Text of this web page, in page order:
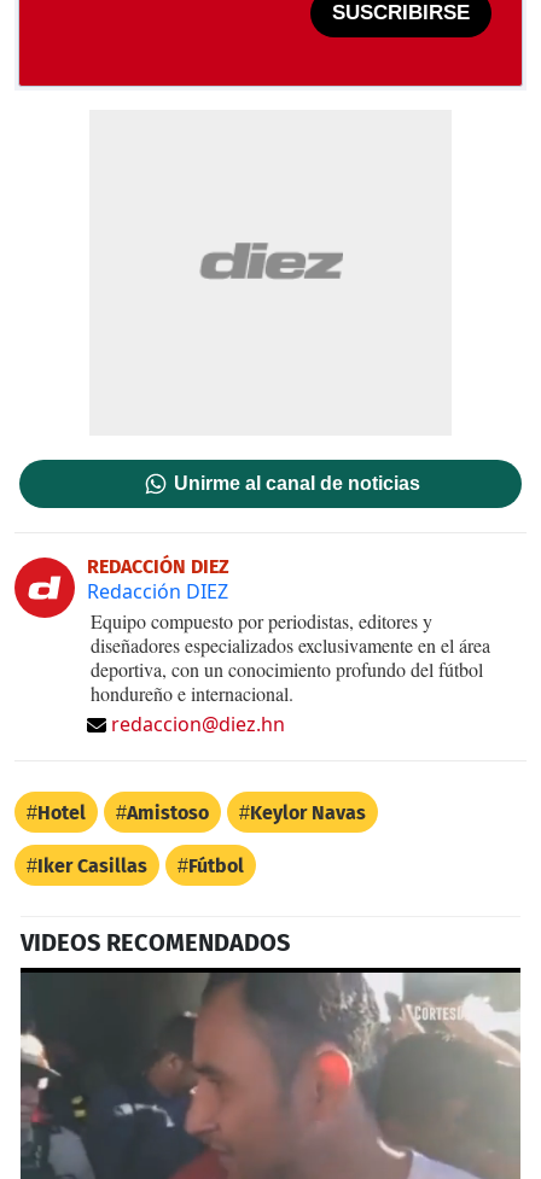
SUSCRIBIRSE
Unirme al canal de noticias
REDACCIÓN DIEZ
Redacción DIEZ
Equipo compuesto por periodistas, editores y
diseñadores especializados exclusivamente en el área
deportiva, con un conocimiento profundo del fútbol
hondureño e internacional.
redaccion@diez.hn
Hotel Amistoso Keylor Navas
Iker Casillas Fútbol
VIDEOS RECOMENDADOS